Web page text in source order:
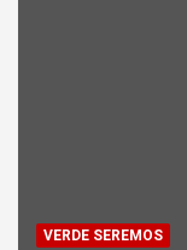
VERDE SEREMOS